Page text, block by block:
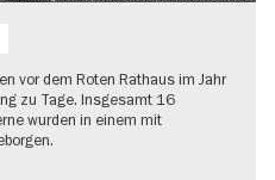
vor dem Roten Rathaus im Jahr
zu Tage. Insgesamt 16
wurden in einem mit